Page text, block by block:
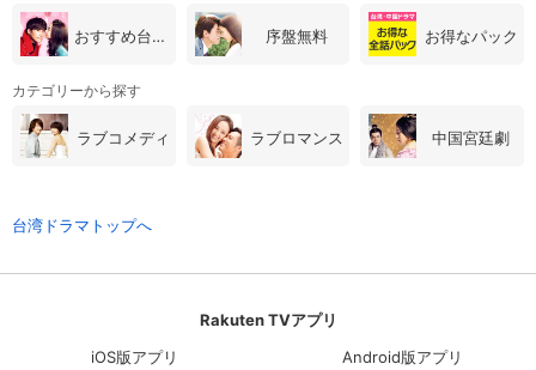
おすすめ台湾・中国ドラマ 序盤無料 お得なパック
カテゴリーから探す
ラブコメディ ラブロマンス 中国宮廷劇
台湾ドラマトップへ
Rakuten TVアプリ
iOS版アプリ
Android版アプリ